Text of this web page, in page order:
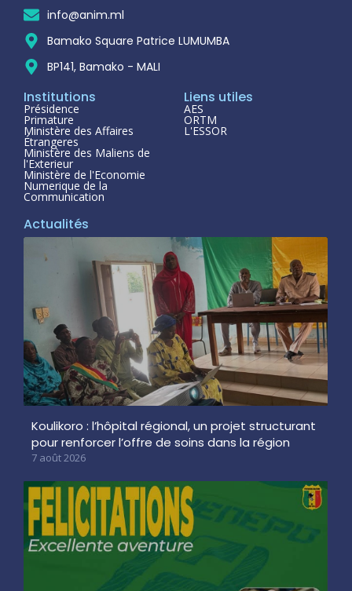
info@anim.ml
Bamako Square Patrice LUMUMBA
BP141, Bamako - MALI
Institutions
Présidence
Primature
Ministère des Affaires
Étrangeres
Ministère des Maliens de
l'Exterieur
Ministère de l'Economie
Numerique de la
Communication
Liens utiles
AES
ORTM
L'ESSOR
Actualités
Koulikoro : l’hôpital régional, un projet structurant
pour renforcer l’offre de soins dans la région
7 août 2026